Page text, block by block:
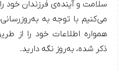
سلامت و آینده‌ی فرزندان خود
می‌کنیم با توجه به
همواره اطلاعات خود را از
ذکر شده، به‌روز نگه دارید.